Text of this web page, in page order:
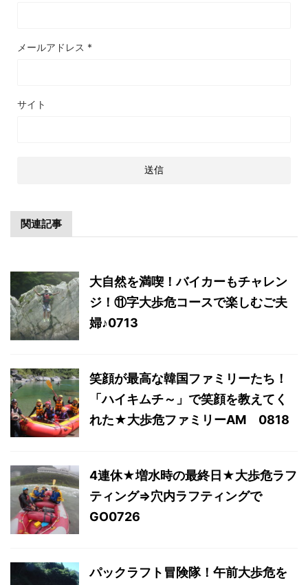
メールアドレス *
サイト
関連記事
大自然を満喫！バイカーもチャレン
ジ！⑪字大歩危コースで楽しむご夫
婦♪0713
笑顔が最高な韓国ファミリーたち！
「ハイキムチ～」で笑顔を教えてく
れた★大歩危ファミリーAM 0818
4連休★増水時の最終日★大歩危ラフ
ティング⇒穴内ラフティングで
GO0726
パックラフト冒険隊！午前大歩危を